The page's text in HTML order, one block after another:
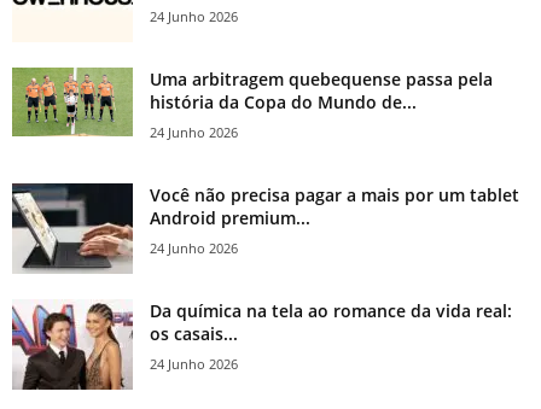
24 Junho 2026
Uma arbitragem quebequense passa pela
história da Copa do Mundo de...
24 Junho 2026
Você não precisa pagar a mais por um tablet
Android premium...
24 Junho 2026
Da química na tela ao romance da vida real:
os casais...
24 Junho 2026